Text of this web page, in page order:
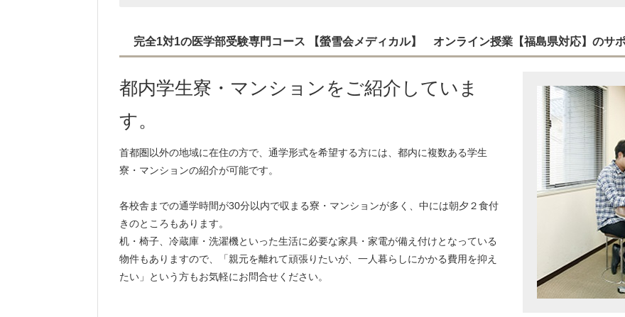
完全1対1の医学部受験専門コース 【螢雪会メディカル】 オンライン授業【福島県対応】のサ
都内学生寮・マンションをご紹介していま
す。
首都圏以外の地域に在住の方で、通学形式を希望する方には、都内に複数ある学生
寮・マンションの紹介が可能です。
各校舎までの通学時間が30分以内で収まる寮・マンションが多く、中には朝夕２食付
きのところもあります。
机・椅子、冷蔵庫・洗濯機といった生活に必要な家具・家電が備え付けとなっている
物件もありますので、「親元を離れて頑張りたいが、一人暮らしにかかる費用を抑え
たい」という方もお気軽にお問合せください。